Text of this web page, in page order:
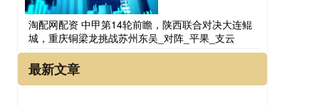
淘配网配资 中甲第14轮前瞻，陕西联合对决大连鲲
城，重庆铜梁龙挑战苏州东吴_对阵_平果_支云
最新文章